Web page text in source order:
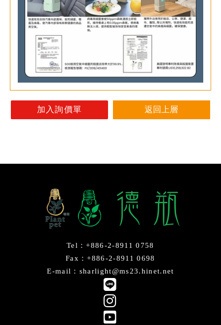
返回上層
Tel：+886-2-8911 0758
Fax：+886-2-8911 0698
E-mail：sharlight@ms23.hinet.net